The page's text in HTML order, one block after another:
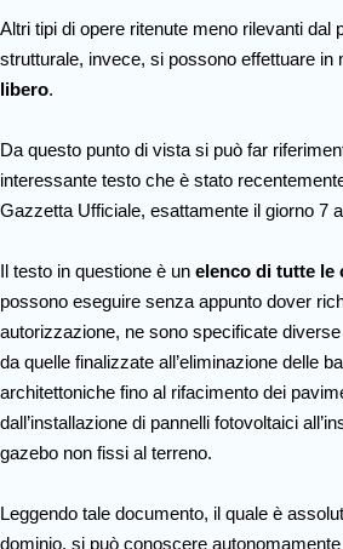
Altri tipi di opere ritenute meno rilevanti dal
strutturale, invece, si possono effettuare in
libero.
Da questo punto di vista si può far
interessante testo che è stato
Gazzetta Ufficiale, esattamente il giorno 7
Il testo in questione è un elenco di tutte le
possono eseguire senza appunto dover
autorizzazione, ne sono specificate
da quelle finalizzate all’eliminazione delle
architettoniche fino al rifacimento dei
dall’installazione di pannelli fotovoltaici
gazebo non fissi al terreno.
Leggendo tale documento, il quale è
dominio, si può conoscere